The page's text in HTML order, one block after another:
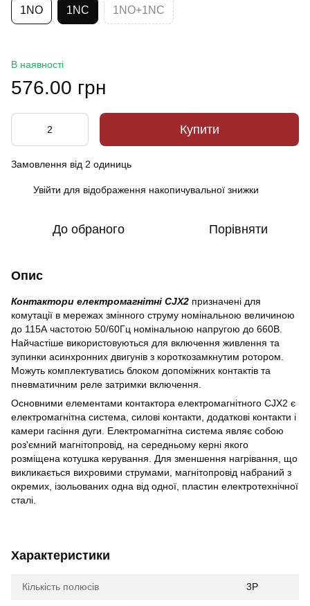
1NO 1NC 1NO+1NC
В наявності
576.00 грн
Купити
Замовлення від 2 одиниць
Увійти для відображення накопичувальної знижки
До обраного Порівняти
Опис
Контактори електромагнітні CJX2 призначені для
комутації в мережах змінного струму номінальною величиною
до 115А частотою 50/60Гц номінальною напругою до 660В.
Найчастіше використовуються для включення живлення та
зупинки асинхронних двигунів з короткозамкнутим ротором.
Можуть комплектуватись блоком допоміжних контактів та
пневматичним реле затримки включення.
Основними елементами контактора електромагнітного CJX2 є
електромагнітна система, силові контакти, додаткові контакти і
камери гасіння дуги. Електромагнітна система являє собою
роз'ємний магнітопровід, на середньому керні якого
розміщена котушка керування. Для зменшення нагрівання, що
викликається вихровими струмами, магнітопровід набраний з
окремих, ізольованих одна від одної, пластин електротехнічної
сталі.
Характеристики
Кількість полюсів 3Р